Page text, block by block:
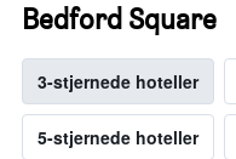
Bedford Square
3-stjernede hoteller
5-stjernede hoteller